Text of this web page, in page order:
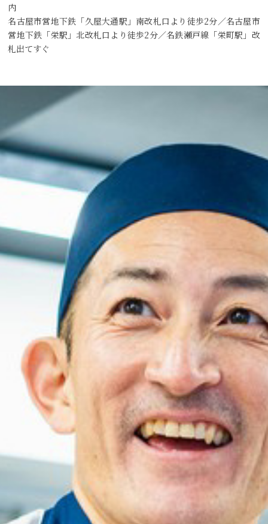
内
名古屋市営地下鉄「久屋大通駅」南改札口より徒歩2分／名古屋市
営地下鉄「栄駅」北改札口より徒歩2分／名鉄瀬戸線「栄町駅」改
札出てすぐ